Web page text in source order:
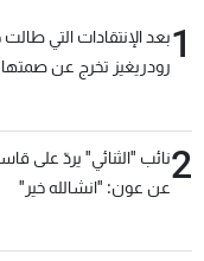
1بعد الإنتقادات التي
رودريغيز تخرج عن صمتها
2نائب "الثنائي" يردّ على
عن عون: "انشالله خير"